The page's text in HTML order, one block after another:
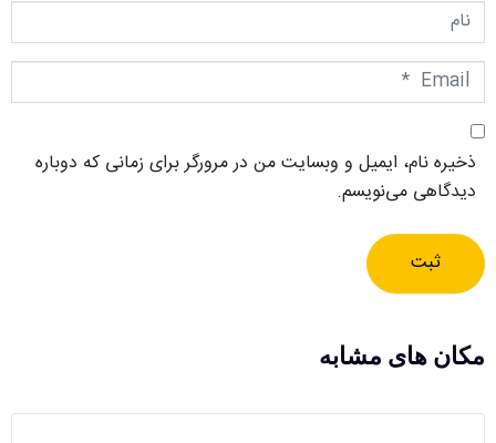
نام
Email
*
ذخیره نام، ایمیل و وبسایت من در مرورگر برای زمانی که دوباره
دیدگاهی می‌نویسم.
ثبت
مکان های مشابه